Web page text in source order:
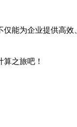
能为企业提供高效
之旅吧！